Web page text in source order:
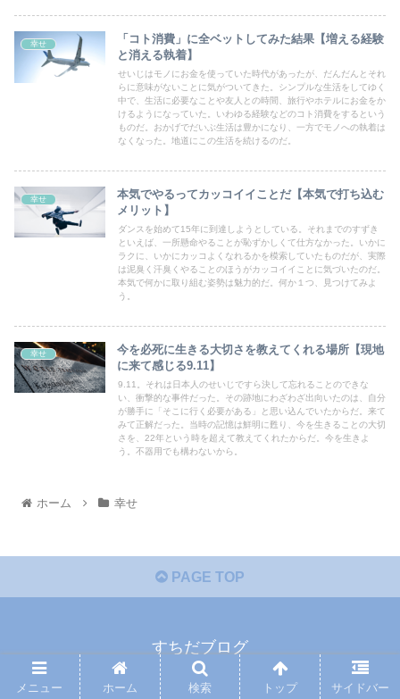
幸せ
「コト消費」に全ベットしてみた結果【増える経験
と消える執着】
せいじはモノにお金を使っていた時代があったが、だんだんとそれ
らに意味がないことに気がついてきた。シンプルな生活をしてゆく
中で、生活に必要なことや友人との時間、旅行やホテルにお金をか
けるようになっていた。いわゆる経験などのコト消費をするという
ものだ。おかげでだいぶ生活は豊かになり、一方でモノへの執着は
なくなった。地道にこの生活を続けるのだ。
幸せ
本気でやるってカッコイイことだ【本気で打ち込む
メリット】
ダンスを始めて15年に到達しようとしている。それまでのすずき
といえば、一所懸命やることが恥ずかしくて仕方なかった。いかに
ラクに、いかにカッコよくなれるかを模索していたものだが、実際
は泥臭く汗臭くやることのほうがカッコイイことに気づいたのだ。
本気で何かに取り組む姿勢は魅力的だ。何か１つ、見つけてみよ
う。
幸せ
今を必死に生きる大切さを教えてくれる場所【現地
に来て感じる9.11】
9.11。それは日本人のせいじですら決して忘れることのできな
い、衝撃的な事件だった。その跡地にわざわざ出向いたのは、自分
が勝手に「そこに行く必要がある」と思い込んでいたからだ。来て
みて正解だった。当時の記憶は鮮明に甦り、今を生きることの大切
さを、22年という時を超えて教えてくれたからだ。今を生きよ
う。不器用でも構わないから。
ホーム 幸せ
PAGE TOP
すちだブログ
プライバシーポリシー 免責事項
メニュー ホーム 検索 トップ サイドバー